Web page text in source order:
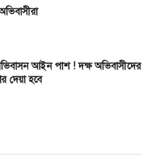
আইন পাশ ! দক্ষ অভিবাসীদের
দেয়া হবে